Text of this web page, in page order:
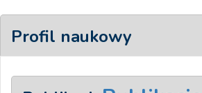
Profil naukowy